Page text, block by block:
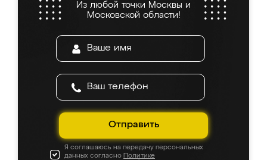
Из любой точки Москвы и
Московской области!
Отправить
Я соглашаюсь на передачу персональных
данных согласно Политике